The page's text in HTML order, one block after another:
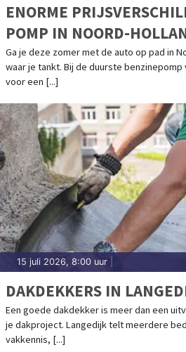
ENORME
POMP IN NOORD-
20 PER TANK
Ga je deze zomer met de auto op pad in
waar je tankt. Bij de duurste
voor een [...]
15 juli 2026, 8:00 uur
DAKDEKKERS IN
Een goede dakdekker is meer dan een
je dakproject. Langedijk telt meerdere
vakkennis, [...]